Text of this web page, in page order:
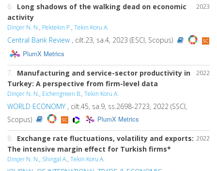
2023
6.
Long shadows of the walking dead on economic
activity
Dinçer N. N., Pektekin P., Tekin Koru A.
Central Bank Review , cilt.23, sa.4, 2023 (ESCI, Scopus)
PlumX Metrics
2022
7.
Manufacturing and service-sector productivity in
Turkey: A perspective from firm-level data
Dinçer N. N., Eichengreen B., Tekin Koru A.
WORLD ECONOMY , cilt.45, sa.9, ss.2698-2723, 2022 (SSCI,
Scopus)
PlumX Metrics
2022
8.
Exchange rate fluctuations, volatility and exports:
The intensive margin effect for Turkish firms*
Dinçer N. N., Shingal A., Tekin Koru A.